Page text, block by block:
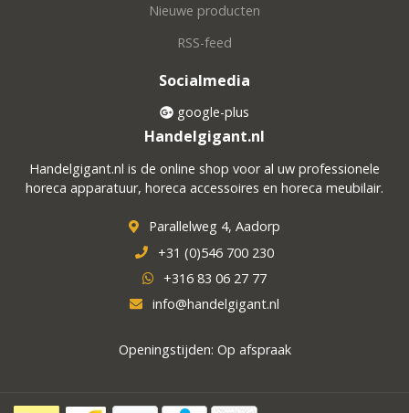
Nieuwe producten
RSS-feed
Socialmedia
google-plus
Handelgigant.nl
Handelgigant.nl is de online shop voor al uw professionele
horeca apparatuur, horeca accessoires en horeca meubilair.
Parallelweg 4, Aadorp
+31 (0)546 700 230
+316 83 06 27 77
info@handelgigant.nl
Openingstijden: Op afspraak